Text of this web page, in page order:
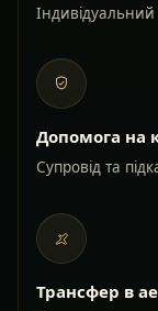
Допомога на
Супровід та
Трансфер в